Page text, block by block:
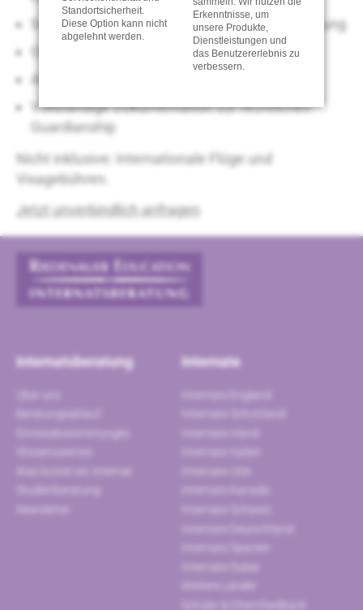
Schulbetreuung und akademische Unterstützung
Orientierungsveranstaltung bei Ankunft
Abholung vom Flughafen am Anreisetag
Vollständige Dokumentation zur rechtlichen
Guardianship
Nicht inklusive: Internationale Flüge und
Visagebühren.
Jetzt unverbindlich anfragen
Internatsberatung Internate
Standortsicherheit.
Diese Option kann nicht
abgelehnt werden.
Erkenntnisse, um
unsere Produkte,
Dienstleistungen und
das Benutzererlebnis zu
verbessern.